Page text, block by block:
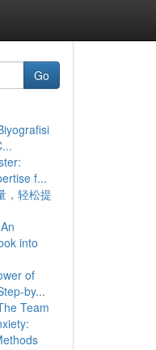
Go
f...
，轻松提
into
of
by...
Team